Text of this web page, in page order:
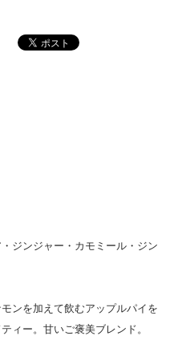
ジンジャー・カモミール・ジン
ンを加えて飲むアップルパイを
ィー。甘いご褒美ブレンド。